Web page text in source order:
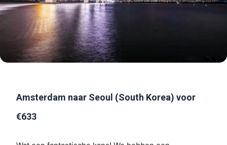
Amsterdam naar Seoul (South Korea) voor
€633